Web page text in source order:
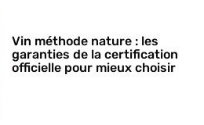
Vin méthode nature : les
garanties de la certification
officielle pour mieux choisir